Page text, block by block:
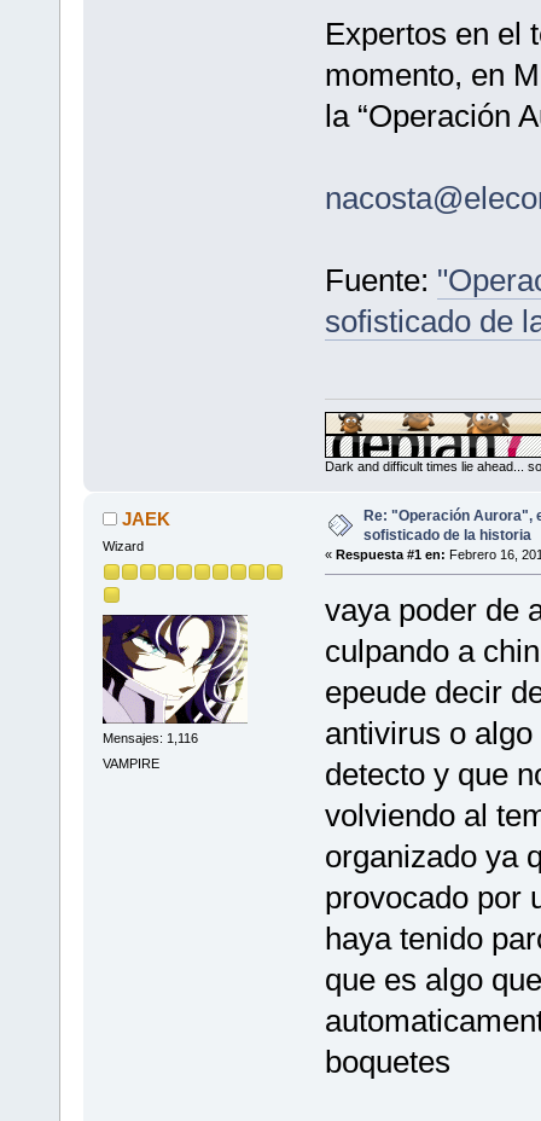
Expertos en el
momento, en
la “Operación
Fuente:
sofisticado de
Dark and difficult times lie ahead...
JAEK
Wizard
Mensajes: 1,116
VAMPIRE
Re: "Operación Aurora",
sofisticado de la historia
« Respuesta #1 en: Febrero 16,
vaya poder de
culpando a
epeude decir
antivirus o
detecto y que
volviendo al
organizado ya
provocado por
haya tenido
que es algo
boquetes